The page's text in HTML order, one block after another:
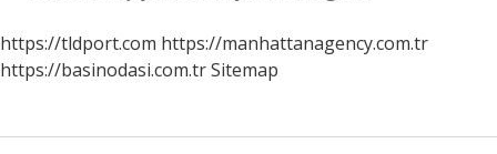
https://tldport.com https://manhattanagency.com.tr
https://basinodasi.com.trSitemap